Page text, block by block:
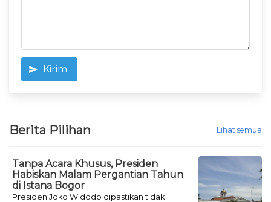
Kirim
Berita Pilihan Lihat semua
Tanpa Acara Khusus, Presiden
Habiskan Malam Pergantian Tahun
di Istana Bogor
Presiden Joko Widodo dipastikan tidak